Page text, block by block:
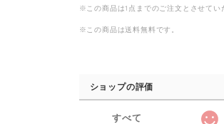
※この商品は1点までのご注文とさせてい
※この商品は送料無料です。
ショップの評価
すべて